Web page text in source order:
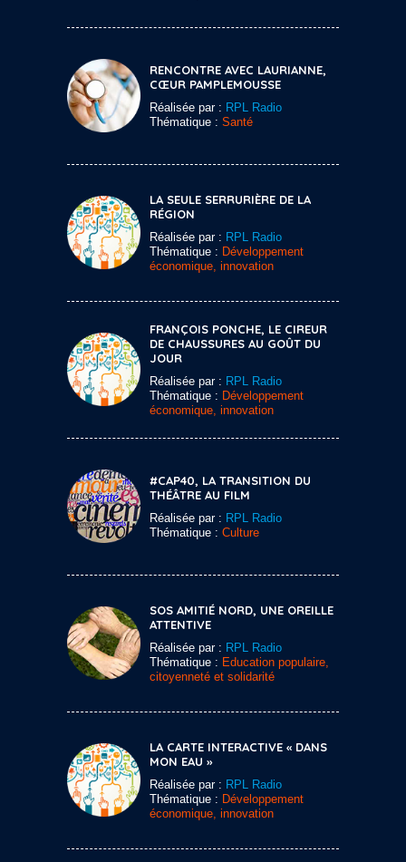
RENCONTRE AVEC LAURIANNE,
CŒUR PAMPLEMOUSSE
Réalisée par : RPL Radio
Thématique : Santé
LA SEULE SERRURIÈRE DE LA
RÉGION
Réalisée par : RPL Radio
Thématique : Développement
économique, innovation
FRANÇOIS PONCHE, LE CIREUR
DE CHAUSSURES AU GOÛT DU
JOUR
Réalisée par : RPL Radio
Thématique : Développement
économique, innovation
#CAP40, LA TRANSITION DU
THÉÂTRE AU FILM
Réalisée par : RPL Radio
Thématique : Culture
SOS AMITIÉ NORD, UNE OREILLE
ATTENTIVE
Réalisée par : RPL Radio
Thématique : Education populaire,
citoyenneté et solidarité
LA CARTE INTERACTIVE « DANS
MON EAU »
Réalisée par : RPL Radio
Thématique : Développement
économique, innovation